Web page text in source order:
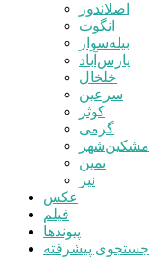
اصلاندوز
انگوت
بیله‌سوار
پارس‌آباد
خلخال
سرعین
کوثر
گرمی
مشکین‌شهر
نمین
نیر
عکس
فیلم
پیوندها
جستجوی پیشرفته